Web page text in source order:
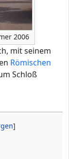
2006
mit seinem
Römischen
Schloß